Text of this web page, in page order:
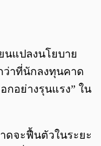
นแปลงนโยบาย
ว่าที่นักลงทุนคาด
กอย่างรุนแรง” ใน
ดจะฟื้นตัวในระยะ